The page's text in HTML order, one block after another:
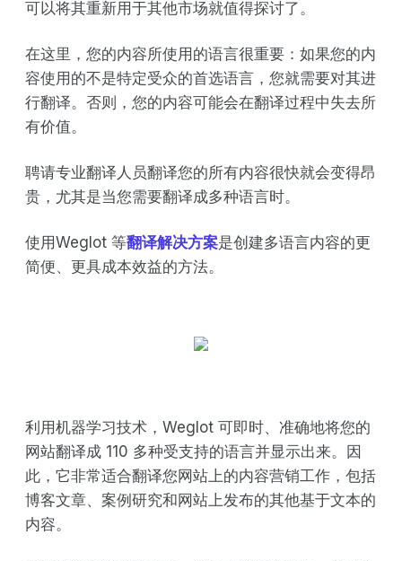
可以将其重新用于其他市场就值得探讨了。
在这里，您的内容所使用的语言很重要：如果您的内
容使用的不是特定受众的首选语言，您就需要对其进
行翻译。否则，您的内容可能会在翻译过程中失去所
有价值。
聘请专业翻译人员翻译您的所有内容很快就会变得昂
贵，尤其是当您需要翻译成多种语言时。
使用Weglot 等翻译解决方案是创建多语言内容的更
简便、更具成本效益的方法。
利用机器学习技术，Weglot 可即时、准确地将您的
网站翻译成 110 多种受支持的语言并显示出来。因
此，它非常适合翻译您网站上的内容营销工作，包括
博客文章、案例研究和网站上发布的其他基于文本的
内容。